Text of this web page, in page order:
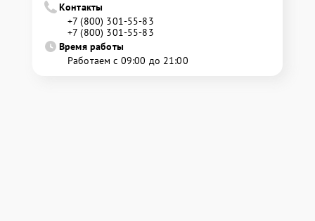
Контакты
+7 (800) 301-55-83
+7 (800) 301-55-83
Время работы
Работаем с 09:00 до 21:00